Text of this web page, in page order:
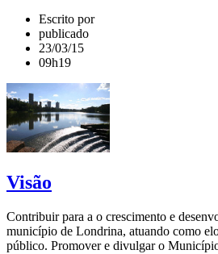
Escrito por
publicado
23/03/15
09h19
Visão
Contribuir para a o crescimento e
município de Londrina, atuando como
público. Promover e divulgar o